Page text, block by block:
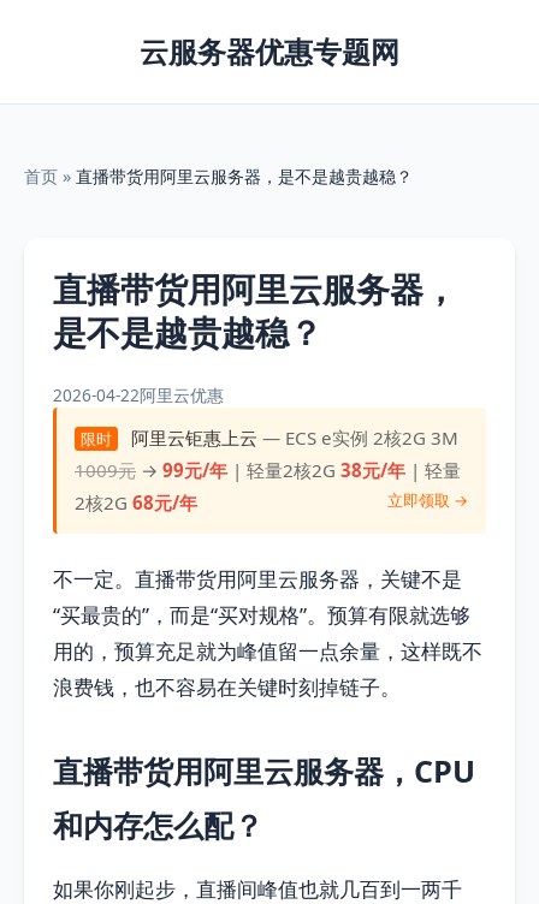
云服务器优惠专题网
首页 » 直播带货用阿里云服务器，是不是越贵越稳？
直播带货用阿里云服务器，
是不是越贵越稳？
2026-04-22阿里云优惠
限时 阿里云钜惠上云 — ECS e实例 2核2G 3M
1009元 →99元/年 | 轻量2核2G38元/年 | 轻量
2核2G68元/年 立即领取 →
不一定。直播带货用阿里云服务器，关键不是
“买最贵的”，而是“买对规格”。预算有限就选够
用的，预算充足就为峰值留一点余量，这样既不
浪费钱，也不容易在关键时刻掉链子。
直播带货用阿里云服务器，CPU
和内存怎么配？
如果你刚起步，直播间峰值也就几百到一两千